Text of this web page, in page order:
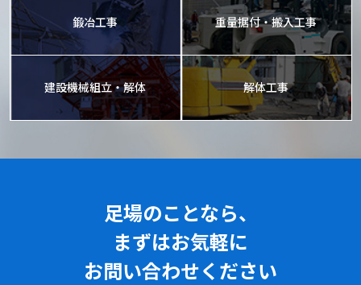
鍛冶工事 重量据付・搬入工事
建設機械組立・解体 解体工事
足場のことなら、
まずはお気軽に
お問い合わせください